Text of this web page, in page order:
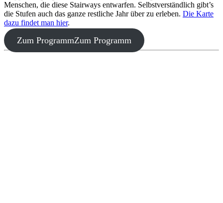
Menschen, die diese Stairways entwarfen. Selbstverständlich gibt’s
die Stufen auch das ganze restliche Jahr über zu erleben. Die Karte
dazu findet man hier.
Zum ProgrammZum Programm